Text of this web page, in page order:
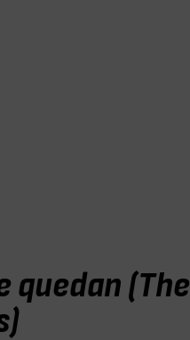
quedan (The